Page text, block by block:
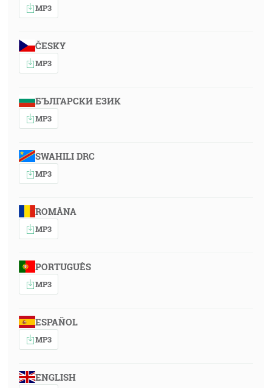
MP3
ČESKY
MP3
БЪЛГАРСКИ ЕЗИК
MP3
SWAHILI DRC
MP3
ROMÂNA
MP3
PORTUGUÊS
MP3
ESPAÑOL
MP3
ENGLISH